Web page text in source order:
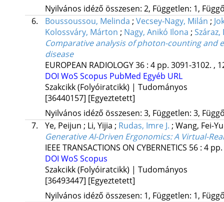
Nyilvános idéző összesen: 2, Független: 1,
6.
Boussoussou, Melinda ; Vecsey-Nagy, Milán ;
Kolossváry, Márton ; Nagy, Anikó Ilona ; Száraz,
Comparative analysis of photon-counting
disease
EUROPEAN RADIOLOGY36: 4 pp. 3091-3102. ,
DOI WoS Scopus PubMed Egyéb URL
Szakcikk (Folyóiratcikk) | Tudományos
[36440157] [Egyeztetett]
Nyilvános idéző összesen: 3, Független: 3,
7.
Ye, Peijun ; Li, Yijia ; Rudas, Imre J. ; Wang, Fei-
Generative AI-Driven Ergonomics: A Virtual-
IEEE TRANSACTIONS ON CYBERNETICS 56: 4
DOI WoS Scopus
Szakcikk (Folyóiratcikk) | Tudományos
[36493447] [Egyeztetett]
Nyilvános idéző összesen: 1, Független: 1,